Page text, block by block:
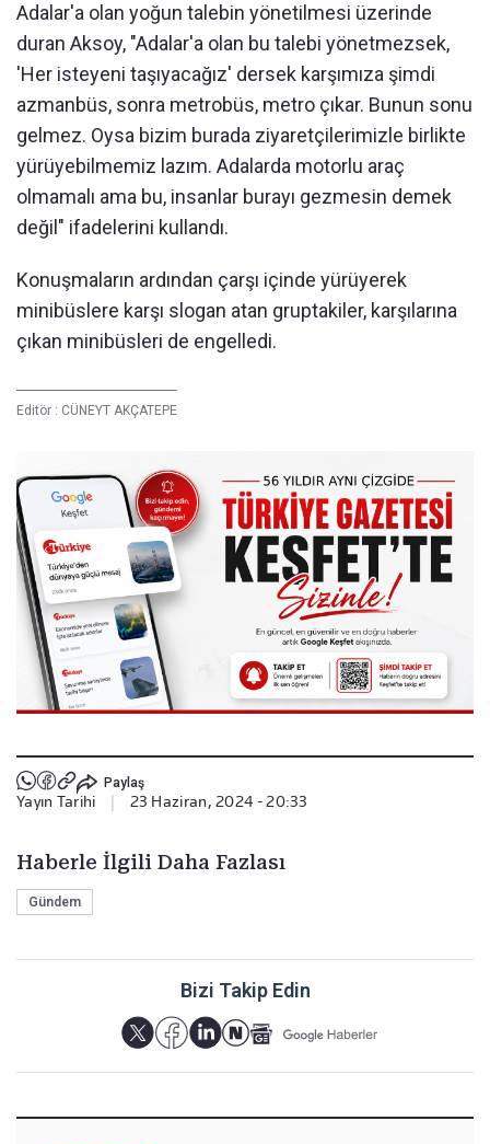
Adalar'a olan yoğun talebin yönetilmesi üzerinde
duran Aksoy, "Adalar'a olan bu talebi yönetmezsek,
'Her isteyeni taşıyacağız' dersek karşımıza şimdi
azmanbüs, sonra metrobüs, metro çıkar. Bunun sonu
gelmez. Oysa bizim burada ziyaretçilerimizle birlikte
yürüyebilmemiz lazım. Adalarda motorlu araç
olmamalı ama bu, insanlar burayı gezmesin demek
değil" ifadelerini kullandı.
Konuşmaların ardından çarşı içinde yürüyerek
minibüslere karşı slogan atan gruptakiler, karşılarına
çıkan minibüsleri de engelledi.
Editör : CÜNEYT AKÇATEPE
Paylaş
Yayın Tarihi 23 Haziran, 2024 - 20:33
Haberle İlgili Daha Fazlası
Gündem
Bizi Takip Edin